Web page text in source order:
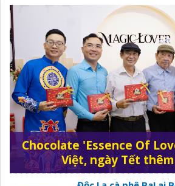
Chocolate 'Essence Of
Việt, ngày Tết